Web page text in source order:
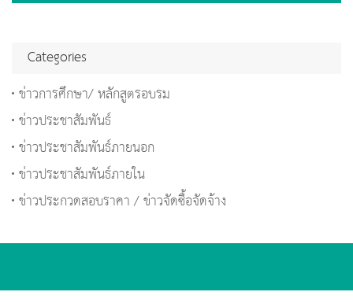
Categories
ข่าวการศึกษา/ หลักสูตรอบรม
ข่าวประชาสัมพันธ์
ข่าวประชาสัมพันธ์ภายนอก
ข่าวประชาสัมพันธ์ภายใน
ข่าวประกวดสอบราคา / ข่าวจัดซื้อจัดจ้าง